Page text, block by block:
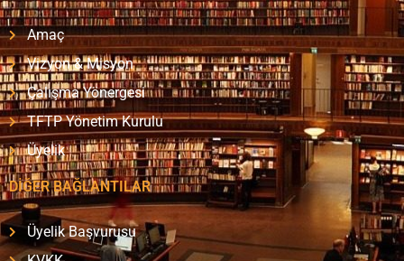
Amaç
Vizyon & Misyon
Çalışma Yönergesi
TFTP Yönetim Kurulu
Üyelik
DİĞER BAĞLANTILAR
Üyelik Başvurusu